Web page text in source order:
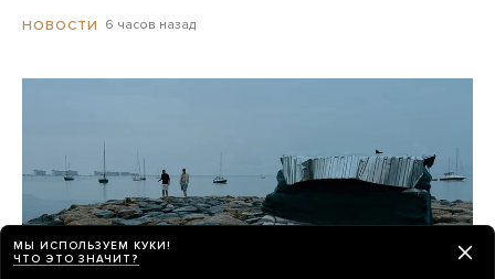
НОВОСТИ 6 часов назад
МЫ ИСПОЛЬЗУЕМ КУКИ!
ЧТО ЭТО ЗНАЧИТ?